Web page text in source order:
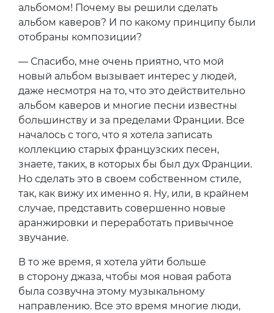
альбомом! Почему вы решили сделать
альбом каверов? И по какому принципу были
отобраны композиции?
— Спасибо, мне очень приятно, что мой
новый альбом вызывает интерес у людей,
даже несмотря на то, что это действительно
альбом каверов и многие песни известны
большинству и за пределами Франции. Все
началось с того, что я хотела записать
коллекцию старых французских песен,
знаете, таких, в которых бы был дух Франции.
Но сделать это в своем собственном стиле,
так, как вижу их именно я. Ну, или, в крайнем
случае, представить совершенно новые
аранжировки и переработать привычное
звучание.
В то же время, я хотела уйти больше
в сторону джаза, чтобы моя новая работа
была созвучна этому музыкальному
направлению. Все это время многие люди,